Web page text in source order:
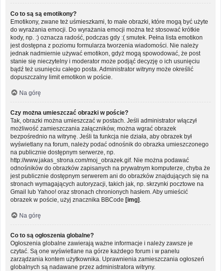
Co to są są emotikony?
Emotikony, zwane też uśmieszkami, to małe obrazki, które mogą być użyte
do wyrażania emocji. Do wyrażania emocji można też stosować krótkie
kody, np. :) oznacza radość, podczas gdy :( smutek. Pełna lista emotikon
jest dostępna z poziomu formularza tworzenia wiadomości. Nie należy
jednak nadmiernie używać emotikon, gdyż mogą spowodować, że post
stanie się nieczytelny i moderator może podjąć decyzję o ich usunięciu
bądź też usunięciu całego posta. Administrator witryny może określić
dopuszczalny limit emotikon w poście.
Na górę
Czy można umieszczać obrazki w poście?
Tak, obrazki można umieszczać w postach. Jeśli administrator włączył
możliwość zamieszczania załączników, można wgrać obrazek
bezpośrednio na witrynę. Jeśli ta funkcja nie działa, aby obrazek był
wyświetlany na forum, należy podać odnośnik do obrazka umieszczonego
na publicznie dostępnym serwerze, np.
http://www.jakas_strona.com/moj_obrazek.gif. Nie można podawać
odnośników do obrazków zapisanych na prywatnym komputerze, chyba że
jest publicznie dostępnym serwerem ani do obrazków znajdujących się na
stronach wymagających autoryzacji, takich jak, np. skrzynki pocztowe na
Gmail lub Yahoo! oraz stronach chronionych hasłem. Aby umieścić
obrazek w poście, użyj znacznika BBCode [img]
Na górę
Co to są ogłoszenia globalne?
Ogłoszenia globalne zawierają ważne informacje i należy zawsze je
czytać. Są one wyświetlane na górze każdego forum i w panelu
zarządzania kontem użytkownika. Uprawnienia zamieszczania ogłoszeń
globalnych są nadawane przez administratora witryny.